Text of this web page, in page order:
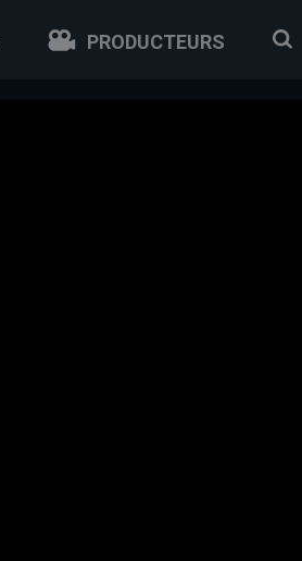
PRODUCTEURS